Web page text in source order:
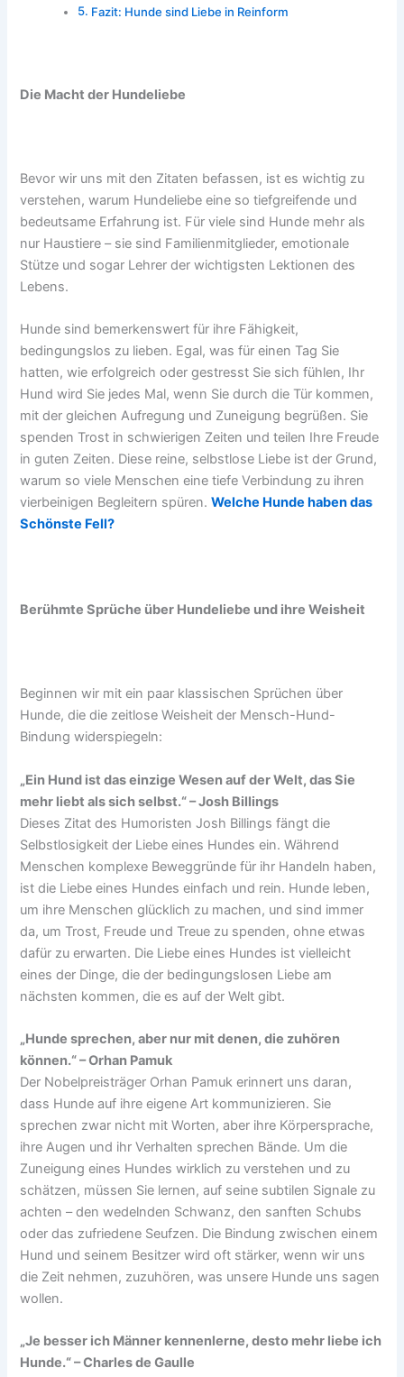
Fazit: Hunde sind Liebe in Reinform
Die Macht der Hundeliebe
Bevor wir uns mit den Zitaten befassen, ist es wichtig zu
verstehen, warum Hundeliebe eine so tiefgreifende und
bedeutsame Erfahrung ist. Für viele sind Hunde mehr als
nur Haustiere – sie sind Familienmitglieder, emotionale
Stütze und sogar Lehrer der wichtigsten Lektionen des
Lebens.
Hunde sind bemerkenswert für ihre Fähigkeit,
bedingungslos zu lieben. Egal, was für einen Tag Sie
hatten, wie erfolgreich oder gestresst Sie sich fühlen, Ihr
Hund wird Sie jedes Mal, wenn Sie durch die Tür kommen,
mit der gleichen Aufregung und Zuneigung begrüßen. Sie
spenden Trost in schwierigen Zeiten und teilen Ihre Freude
in guten Zeiten. Diese reine, selbstlose Liebe ist der Grund,
warum so viele Menschen eine tiefe Verbindung zu ihren
vierbeinigen Begleitern spüren.Welche Hunde haben das
Schönste Fell?
Berühmte Sprüche über Hundeliebe und ihre Weisheit
Beginnen wir mit ein paar klassischen Sprüchen über
Hunde, die die zeitlose Weisheit der Mensch-Hund-
Bindung widerspiegeln:
„Ein Hund ist das einzige Wesen auf der Welt, das Sie
mehr liebt als sich selbst.“ – Josh Billings
Dieses Zitat des Humoristen Josh Billings fängt die
Selbstlosigkeit der Liebe eines Hundes ein. Während
Menschen komplexe Beweggründe für ihr Handeln haben,
ist die Liebe eines Hundes einfach und rein. Hunde leben,
um ihre Menschen glücklich zu machen, und sind immer
da, um Trost, Freude und Treue zu spenden, ohne etwas
dafür zu erwarten. Die Liebe eines Hundes ist vielleicht
eines der Dinge, die der bedingungslosen Liebe am
nächsten kommen, die es auf der Welt gibt.
„Hunde sprechen, aber nur mit denen, die zuhören
können.“ – Orhan Pamuk
Der Nobelpreisträger Orhan Pamuk erinnert uns daran,
dass Hunde auf ihre eigene Art kommunizieren. Sie
sprechen zwar nicht mit Worten, aber ihre Körpersprache,
ihre Augen und ihr Verhalten sprechen Bände. Um die
Zuneigung eines Hundes wirklich zu verstehen und zu
schätzen, müssen Sie lernen, auf seine subtilen Signale zu
achten – den wedelnden Schwanz, den sanften Schubs
oder das zufriedene Seufzen. Die Bindung zwischen einem
Hund und seinem Besitzer wird oft stärker, wenn wir uns
die Zeit nehmen, zuzuhören, was unsere Hunde uns sagen
wollen.
„Je besser ich Männer kennenlerne, desto mehr liebe ich
Hunde.“ – Charles de Gaulle